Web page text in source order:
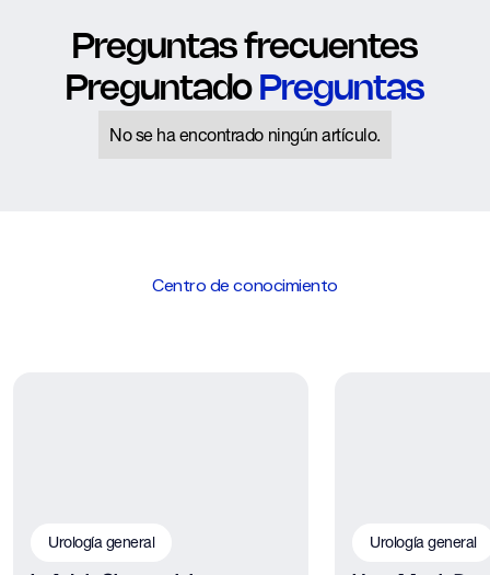
Preguntas frecuentes
Preguntado Preguntas
No se ha encontrado ningún artículo.
Centro de conocimiento
Urología general Urología general